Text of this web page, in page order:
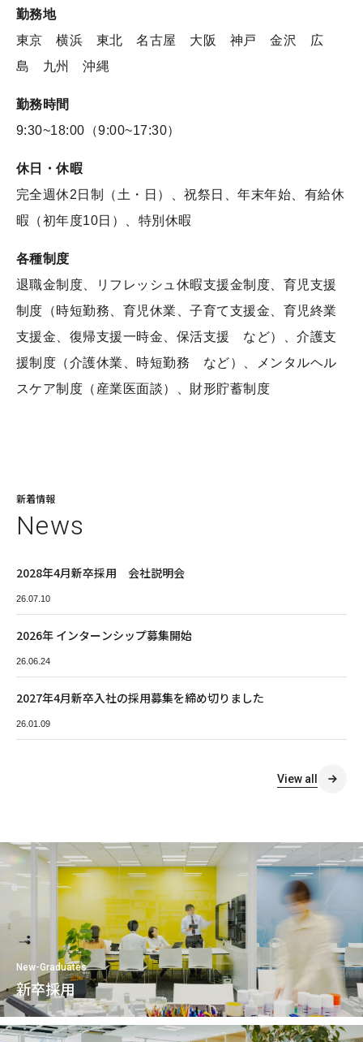
勤務地
東京 横浜 東北 名古屋 大阪 神戸 金沢 広
島 九州 沖縄
勤務時間
9:30~18:00（9:00~17:30）
休日・休暇
完全週休2日制（土・日）、祝祭日、年末年始、有給休
暇（初年度10日）、特別休暇
各種制度
退職金制度、リフレッシュ休暇支援金制度、 育児支援
制度（時短勤務、育児休業、子育て支援金、育児終業
支援金、復帰支援一時金、保活支援 など）、介護支
援制度（介護休業、時短勤務 など）、メンタルヘル
スケア制度（産業医面談）、財形貯蓄制度
新着情報
News
2028年4月新卒採用 会社説明会
26.07.10
2026年 インターンシップ募集開始
26.06.24
2027年4月新卒入社の採用募集を締め切りました
26.01.09
View all
New-Graduates
新卒採用